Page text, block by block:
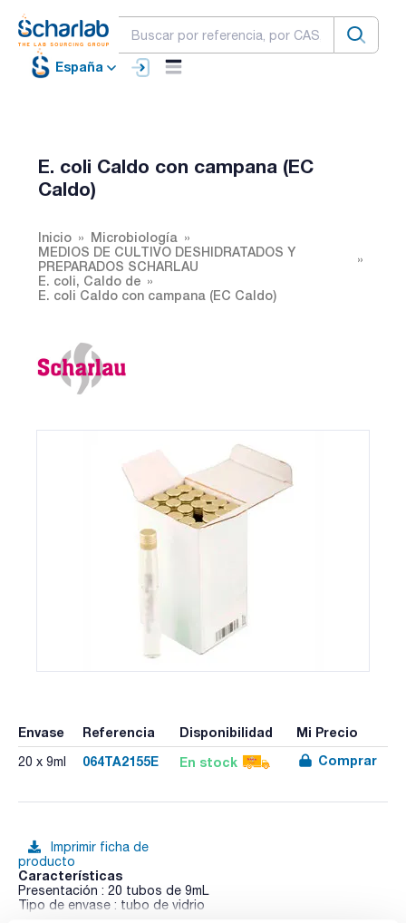
España
E. coli Caldo con campana (EC
Caldo)
Inicio
Microbiología
MEDIOS DE CULTIVO DESHIDRATADOS Y
PREPARADOS SCHARLAU
E. coli, Caldo de
E. coli Caldo con campana (EC Caldo)
Envase Referencia Disponibilidad Mi Precio
20 x 9ml 064TA2155E En stock Comprar
Imprimir ficha de
producto
Características
Presentación : 20 tubos de 9mL
Tipo de envase : tubo de vidrio